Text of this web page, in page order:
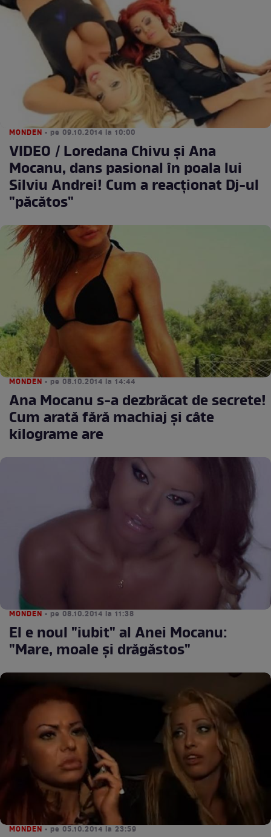
MONDEN • pe 09.10.2014 la 10:00
VIDEO / Loredana Chivu şi Ana
Mocanu, dans pasional în poala lui
Silviu Andrei! Cum a reacţionat Dj-ul
"păcătos"
MONDEN • pe 08.10.2014 la 14:44
Ana Mocanu s-a dezbrăcat de secrete!
Cum arată fără machiaj şi câte
kilograme are
MONDEN • pe 08.10.2014 la 11:38
El e noul "iubit" al Anei Mocanu:
"Mare, moale şi drăgăstos"
MONDEN • pe 05.10.2014 la 23:59